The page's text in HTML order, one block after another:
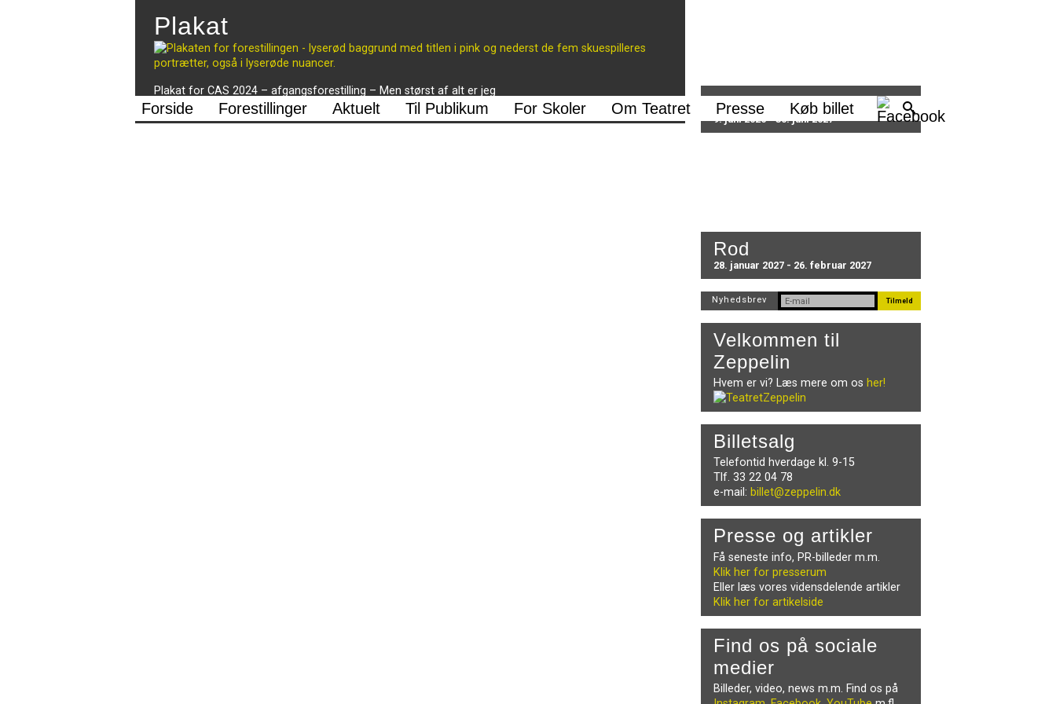
Forside Forestillinger Aktuelt Til Publikum For Skoler Om Teatret Presse Køb billet
Plakat
Plakat for CAS 2024 – afgangsforestilling – Men størst af alt er jeg
Sæson 2026/27
9. juni 2026 - 30. juni 2027
Rod
28. januar 2027 - 26. februar 2027
Nyhedsbrev
Velkommen til
Zeppelin
Hvem er vi? Læs mere om os her!
Billetsalg
Telefontid hverdage kl. 9-15
Tlf. 33 22 04 78
e-mail: billet@zeppelin.dk
Presse og artikler
Få seneste info, PR-billeder m.m.
Klik her for presserum
Eller læs vores vidensdelende artikler
Klik her for artikelside
Find os på sociale
medier
Billeder, video, news m.m. Find os på